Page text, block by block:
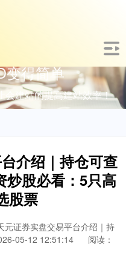
变得简单
会建站的提高建站效率！
介绍｜持仓可查
炒股必看：5只高
股票
元证券实盘交易平台介绍｜持
05-12 12:51:14
阅读：